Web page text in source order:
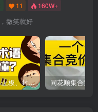
11 160W+
微笑就好
股票打板、上板、封板、翘板、炸板是什么意思？炒股你必须懂的暗语！